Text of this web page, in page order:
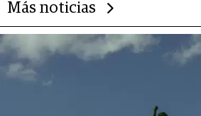
Más noticias